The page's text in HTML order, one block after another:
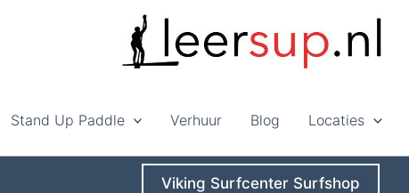
Stand Up Paddle Verhuur Blog Locaties
Viking Surfcenter Surfshop